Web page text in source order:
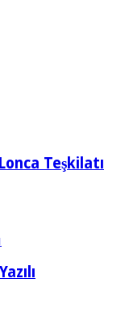
Teşkilatı